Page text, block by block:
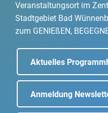
Veranstaltungsort im
Stadtgebiet Bad
zum GENIEßEN,
Aktuelles
Anmeldung